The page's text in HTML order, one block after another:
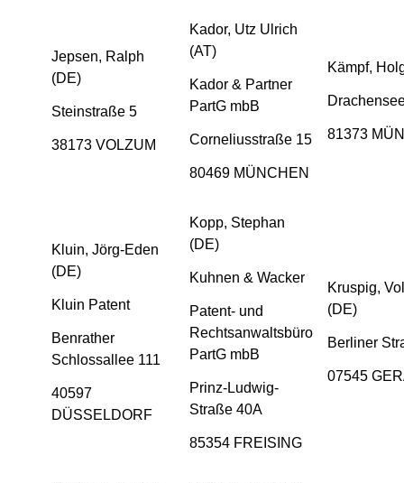
Jepsen, Ralph
(DE)
Steinstraße 5
38173 VOLZUM
Kador, Utz Ulrich
(AT)
Kador & Partner
PartG mbB
Corneliusstraße 15
80469 MÜNCHEN
Kämpf,
81373
Kluin, Jörg-Eden
(DE)
Kluin Patent
Benrather
Schlossallee 111
40597
DÜSSELDORF
Kopp, Stephan
(DE)
Kuhnen & Wacker
Patent- und
Rechtsanwaltsbüro
PartG mbB
Prinz-Ludwig-
Straße 40A
85354 FREISING
Kruspig,
(DE)
Berliner
07545